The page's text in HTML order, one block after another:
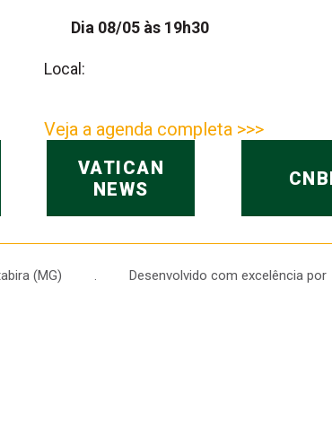
Dia 08/05 às 19h30
Local:
Veja a agenda completa >>>
VATICAN
NEWS
Itabira (MG) . Desenvolvido com excelência por